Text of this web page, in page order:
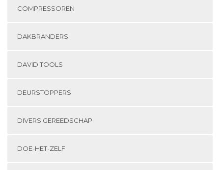
COMPRESSOREN
DAKBRANDERS
DAVID TOOLS
DEURSTOPPERS
DIVERS GEREEDSCHAP
DOE-HET-ZELF